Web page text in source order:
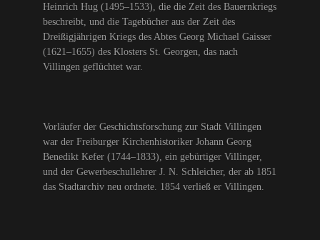
Heinrich Hug (1495–1533), die die Zeit des Bauernkriegs
beschreibt, und die Tagebücher aus der Zeit des
Dreißigjährigen Kriegs des Abtes Georg Michael Gaisser
(1621–1655) des Klosters St. Georgen, das nach
Villingen geflüchtet war.
Vorläufer der Geschichtsforschung zur Stadt Villingen
war der Freiburger Kirchenhistoriker Johann Georg
Benedikt Kefer (1744–1833), ein gebürtiger Villinger,
und der Gewerbeschullehrer J. N. Schleicher, der ab 1851
das Stadtarchiv neu ordnete. 1854 verließ er Villingen.